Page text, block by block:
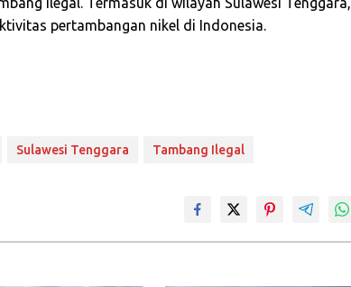
pertambangan nikel di Indonesia.
Sulawesi Tenggara Tambang Ilegal